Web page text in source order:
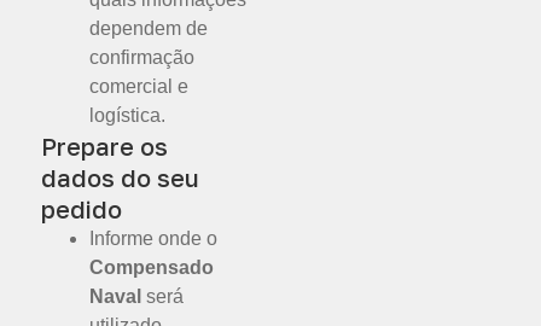
dependem de
confirmação
comercial e
logística.
Prepare os
dados do seu
pedido
Informe onde o
Compensado
Naval será